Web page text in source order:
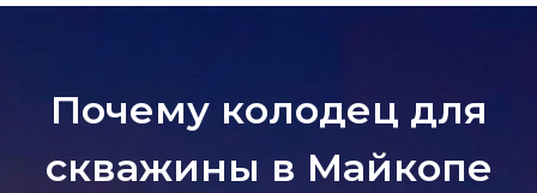
Почему колодец для
скважины в Майкопе